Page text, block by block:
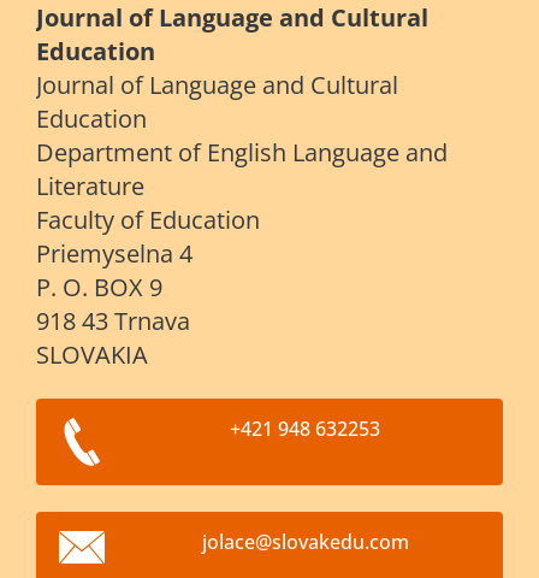
Journal of Language and Cultural
Education
Journal of Language and Cultural
Education
Department of English Language and
Literature
Faculty of Education
Priemyselna 4
P. O. BOX 9
918 43 Trnava
SLOVAKIA
+421 948 632253
jolace@slovakedu.com